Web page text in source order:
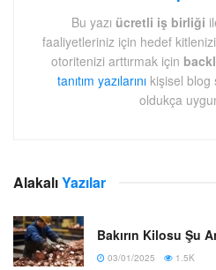
Bu yazı ücretli iş birliği
faaliyetleriniz için hedef
otoritenizi arttırmak için
tanıtım yazılarınıkişisel blog
oldukça
AlakalıYazılar
Bakırın Kilosu Şu
03/01/2025 1.5K